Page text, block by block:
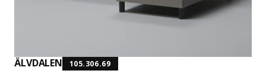
ÄLVDALEN 105.306.69